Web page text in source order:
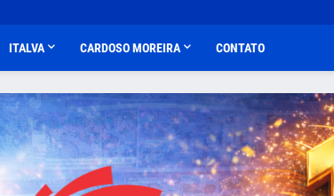
ITALVA CARDOSO MOREIRA CONTATO